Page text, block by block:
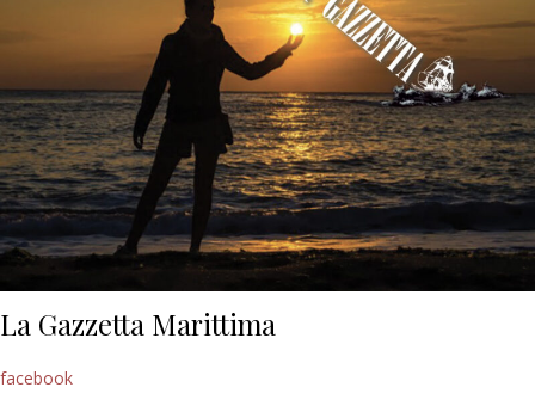
La Gazzetta Marittima
facebook